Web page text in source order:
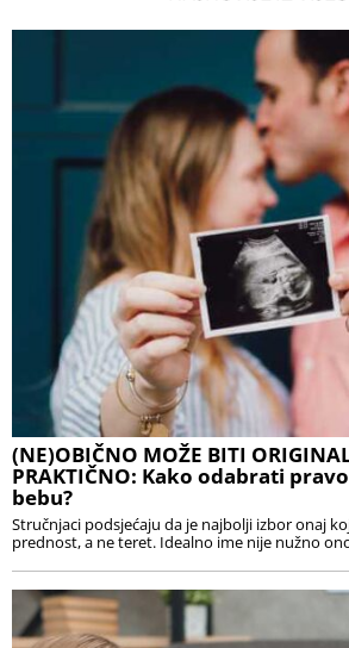
(NE)OBIČNO MOŽE BITI
PRAKTIČNO: Kako odabrati
bebu?
Stručnjaci podsjećaju da je najbolji izbor onaj
prednost, a ne teret. Idealno ime nije nužno